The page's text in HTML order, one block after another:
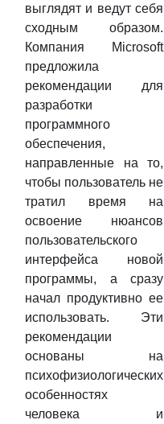
выглядят и ведут себя
сходным образом.
Компания Microsoft
предложила
рекомендации для
разработки
программного
обеспечения,
направленные на то,
чтобы пользователь не
тратил время на
освоение нюансов
пользовательского
интерфейса новой
программы, а сразу
начал продуктивно ее
использовать. Эти
рекомендации
основаны на
психофизиологических
особенностях
человека и